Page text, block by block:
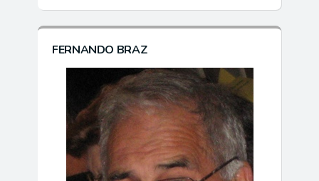
FERNANDO BRAZ